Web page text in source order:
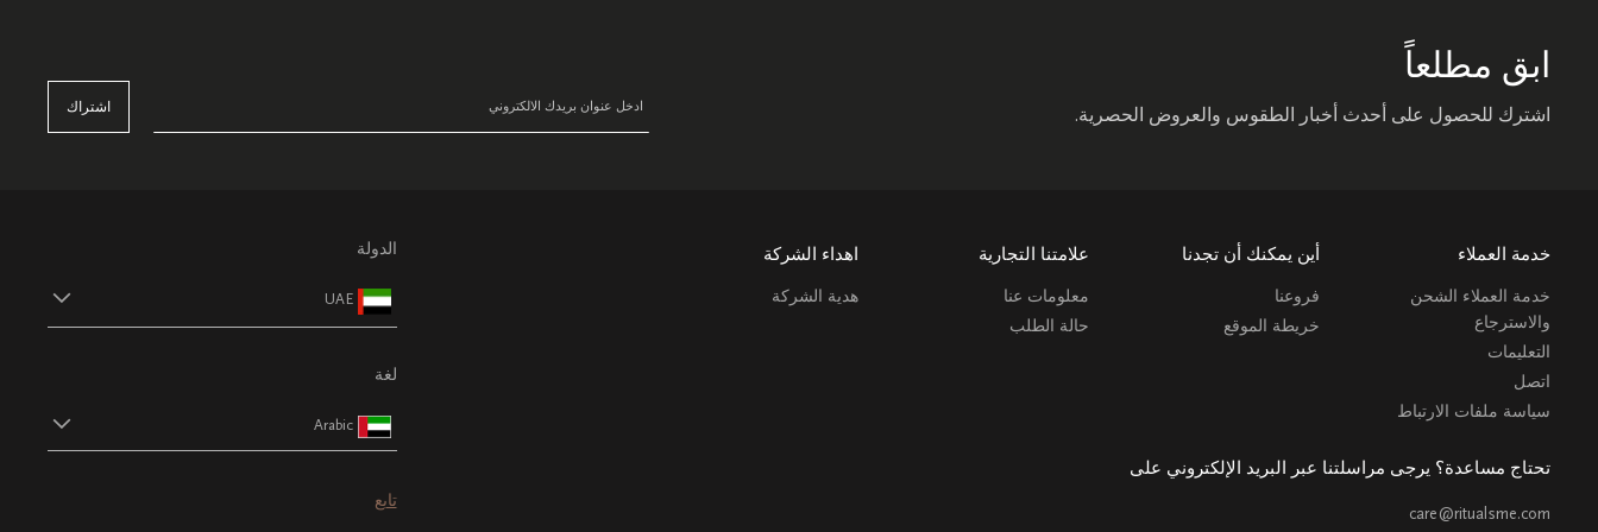
ابق مطلعاً
اشترك للحصول على أحدث أخبار الطقوس والعروض الحصرية. اشتراك
خدمة العملاء
خدمة العملاء الشحن
والاسترجاع
التعليمات
اتصل
سياسة ملفات الارتباط
أين يمكنك أن تجدنا
فروعنا
خريطة الموقع
علامتنا التجارية
معلومات عنا
حالة الطلب
اهداء الشركة
هدية الشركة
تحتاج مساعدة؟ يرجى مراسلتنا عبر البريد الإلكتروني على
care@ritualsme.com
الدولة
UAE
لغة
Arabic
تابع